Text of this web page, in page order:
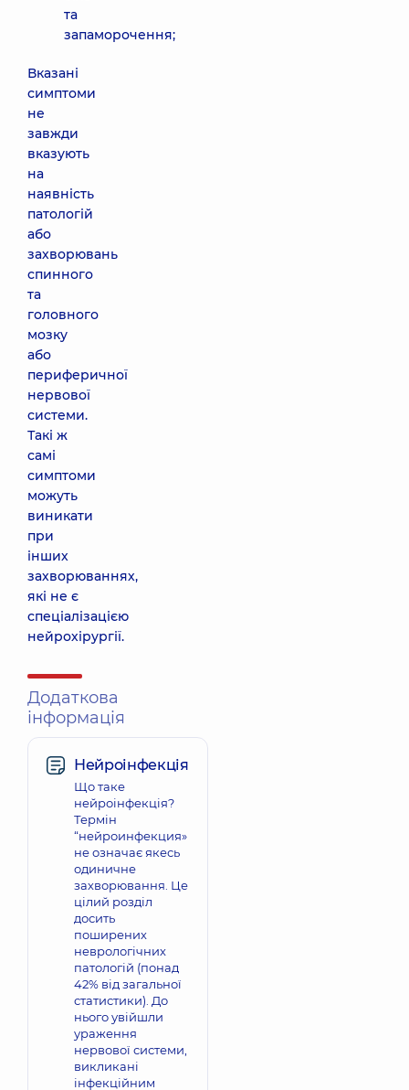
та
запаморочення;
Вказані
симптоми
не
завжди
вказують
на
наявність
патологій
або
захворювань
спинного
та
головного
мозку
або
периферичної
нервової
системи.
Такі ж
самі
симптоми
можуть
виникати
при
інших
захворюваннях,
які не є
спеціалізацією
нейрохірургії.
Додаткова
інформація
Нейроінфекція
Що таке
нейроінфекція?
Термін
“нейроинфекция»
не означає якесь
одиничне
захворювання. Це
цілий розділ
досить
поширених
неврологічних
патологій (понад
42% від загальної
статистики). До
нього увійшли
ураження
нервової системи,
викликані
інфекційним